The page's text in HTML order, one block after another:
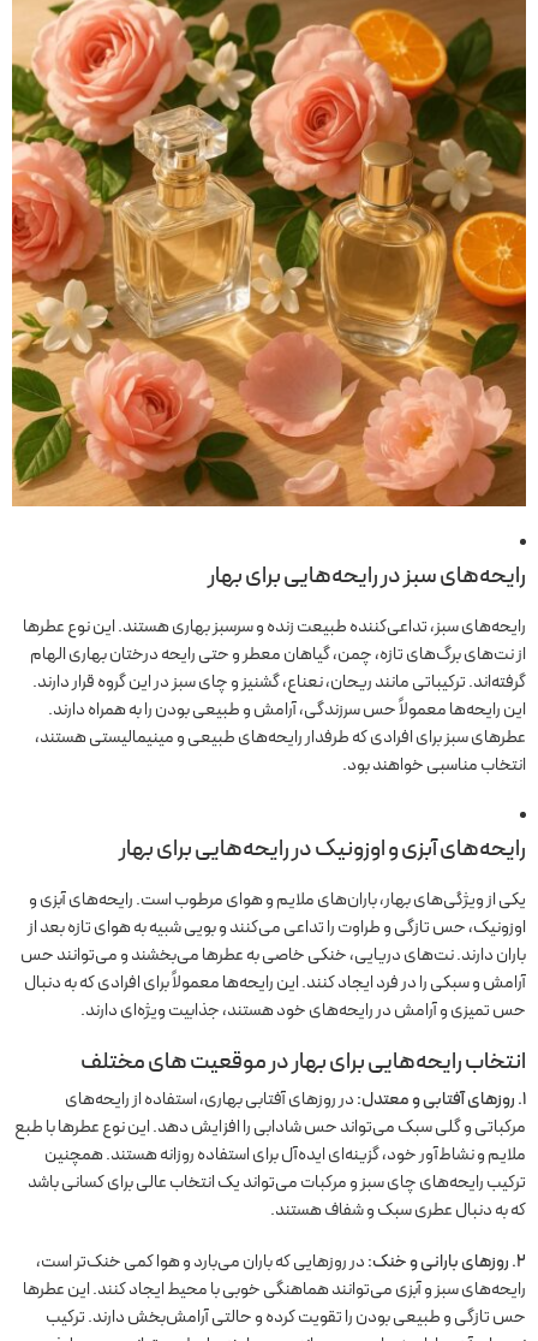
رایحه‌های سبز در رایحه‌هایی برای بهار
رایحه‌های سبز، تداعی‌کننده طبیعت زنده و سرسبز بهاری هستند. این نوع عطرها
از نت‌های برگ‌های تازه، چمن، گیاهان معطر و حتی رایحه درختان بهاری الهام
گرفته‌اند. ترکیباتی مانند ریحان، نعناع، گشنیز و چای سبز در این گروه قرار دارند.
این رایحه‌ها معمولاً حس سرزندگی، آرامش و طبیعی بودن را به همراه دارند.
عطرهای سبز برای افرادی که طرفدار رایحه‌های طبیعی و مینیمالیستی هستند،
انتخاب مناسبی خواهند بود.
رایحه‌های آبزی و اوزونیک در رایحه‌هایی برای بهار
یکی از ویژگی‌های بهار، باران‌های ملایم و هوای مرطوب است. رایحه‌های آبزی و
اوزونیک، حس تازگی و طراوت را تداعی می‌کنند و بویی شبیه به هوای تازه بعد از
باران دارند. نت‌های دریایی، خنکی خاصی به عطرها می‌بخشند و می‌توانند حس
آرامش و سبکی را در فرد ایجاد کنند. این رایحه‌ها معمولاً برای افرادی که به دنبال
حس تمیزی و آرامش در رایحه‌های خود هستند، جذابیت ویژه‌ای دارند.
انتخاب رایحه‌هایی برای بهار در موقعیت های مختلف
۱. روزهای آفتابی و معتدل:
در روزهای آفتابی بهاری، استفاده از رایحه‌های
مرکباتی و گلی سبک می‌تواند حس شادابی را افزایش دهد. این نوع عطرها با طبع
ملایم و نشاط‌آور خود، گزینه‌ای ایده‌آل برای استفاده روزانه هستند. همچنین
ترکیب رایحه‌های چای سبز و مرکبات می‌تواند یک انتخاب عالی برای کسانی باشد
که به دنبال عطری سبک و شفاف هستند.
۲. روزهای بارانی و خنک:
در روزهایی که باران می‌بارد و هوا کمی خنک‌تر است،
رایحه‌های سبز و آبزی می‌توانند هماهنگی خوبی با محیط ایجاد کنند. این عطرها
حس تازگی و طبیعی بودن را تقویت کرده و حالتی آرامش‌بخش دارند. ترکیب